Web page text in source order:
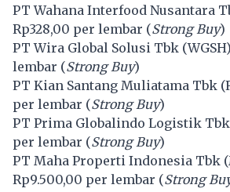
PT Wahana Interfood Nusantara
Rp328,00 per lembar (Strong Buy)
PT Wira Global Solusi Tbk (WGSH
lembar (Strong Buy)
PT Kian Santang Muliatama Tbk (
per lembar (Strong Buy)
PT Prima Globalindo Logistik
per lembar (Strong Buy)
PT Maha Properti Indonesia Tbk (
Rp9.500,00 per lembar (Strong